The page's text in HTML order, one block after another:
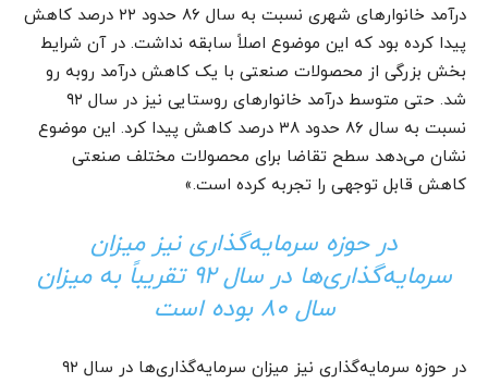
درآمد خانوارهای شهری نسبت به سال ۸۶ حدود ۲۲ درصد کاهش
پیدا کرده بود که این موضوع اصلاً سابقه نداشت. در آن شرایط
بخش بزرگی از محصولات صنعتی با یک کاهش درآمد روبه رو
شد. حتی متوسط درآمد خانوارهای روستایی نیز در سال ۹۲
نسبت به سال ۸۶ حدود ۳۸ درصد کاهش پیدا کرد. این موضوع
نشان می‌دهد سطح تقاضا برای محصولات مختلف صنعتی
کاهش قابل توجهی را تجربه کرده است.»
در حوزه سرمایه‌گذاری نیز میزان
سرمایه‌گذاری‌ها در سال ۹۲ تقریباً به میزان
سال ۸۰ بوده است
در حوزه سرمایه‌گذاری نیز میزان سرمایه‌گذاری‌ها در سال ۹۲